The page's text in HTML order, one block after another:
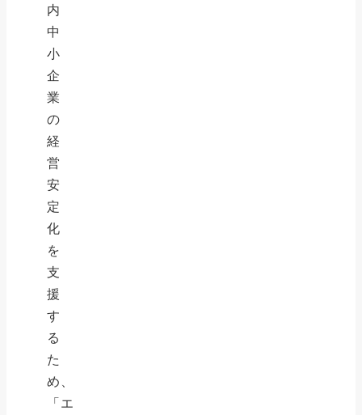
内
中
小
企
業
の
経
営
安
定
化
を
支
援
す
る
た
め、
「エ